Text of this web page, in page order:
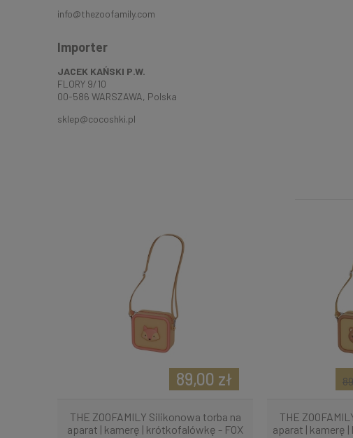
info@thezoofamily.com
Importer
JACEK KAŃSKI P.W.
FLORY 9/10
00-586 WARSZAWA, Polska
sklep@cocoshki.pl
THE ZOOFAMILY Silikonowa torba na
aparat | kamerę | krótkofalówkę - FOX
89,00 zł
THE
aparat | kamerę